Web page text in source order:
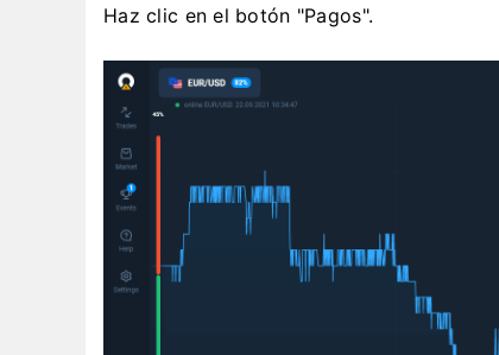
Haz clic en el botón "Pagos".